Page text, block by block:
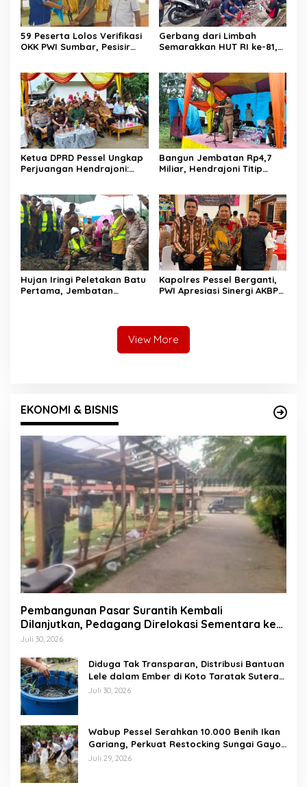
59 Peserta Lolos Verifikasi
OKK PWI Sumbar, Pesisir
Gerbang dari Limbah
Semarakkan HUT RI ke-81,
Lingkungan
Ketua DPRD Pessel Ungkap
Perjuangan Hendrajoni:
Bangun Jembatan Rp4,7
Miliar, Hendrajoni Titip
Sembarangan
Hujan Iringi Peletakan Batu
Pertama, Jembatan
Kapolres Pessel Berganti,
PWI Apresiasi Sinergi AKBP
View More
EKONOMI & BISNIS
Pembangunan Pasar Surantih Kembali
Dilanjutkan, Pedagang Direlokasi Sementara ke
Lapangan Gadih Basanai
Juli 30, 2026
Diduga Tak Transparan, Distribusi Bantuan
Lele dalam Ember di Koto Taratak Sutera
Tuai Sorotan Warga
Juli 30, 2026
Wabup Pessel Serahkan 10.000 Benih Ikan
Gariang, Perkuat Restocking Sungai Gayo
demi Kelestarian Perairan
Juli 29, 2026